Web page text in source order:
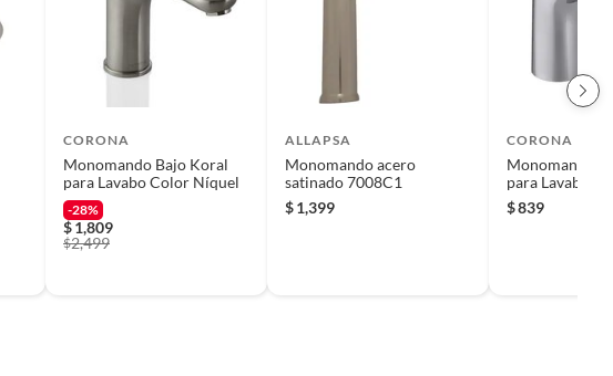
CORONA
Monomando Bajo Koral
para Lavabo Color Níquel
-28%
$1,809
$2,499
ALLAPSA
Monomando acero
satinado 7008C1
$1,399
CORONA
Monomando
para Lavabo
$839